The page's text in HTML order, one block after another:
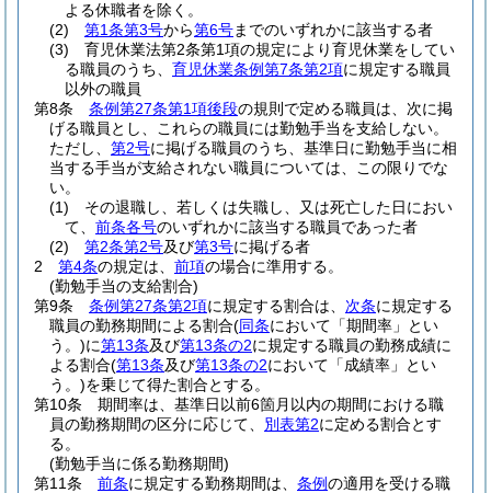
よる休職者を除く。
(2)
第1条第3号から第6号までのいずれかに該当する者
(3)
育児休業法第2条第1項の規定により育児休業をしてい
る職員のうち、 育児休業条例第7条第2項に規定する職員
以外の職員
第8条
条例第27条第1項後段の規則で定める職員は、次に掲
げる職員とし、これらの職員には勤勉手当を支給しない。
ただし、 第2号に掲げる職員のうち、基準日に勤勉手当に相
当する手当が支給されない職員については、この限りでな
い。
(1)
その退職し、若しくは失職し、又は死亡した日におい
て、 前条各号のいずれかに該当する職員であった者
(2)
第2条第2号及び第3号に掲げる者
2
第4条の規定は、 前項の場合に準用する。
(勤勉手当の支給割合)
第9条
条例第27条第2項に規定する割合は、 次条に規定する
職員の勤務期間による割合(同条において「期間率」とい
う。)に第13条及び第13条の2に規定する職員の勤務成績に
よる割合(第13条及び第13条の2において「成績率」とい
う。)を乗じて得た割合とする。
第10条
期間率は、基準日以前6箇月以内の期間における職
員の勤務期間の区分に応じて、 別表第2に定める割合とす
る。
(勤勉手当に係る勤務期間)
第11条
前条に規定する勤務期間は、 条例の適用を受ける職